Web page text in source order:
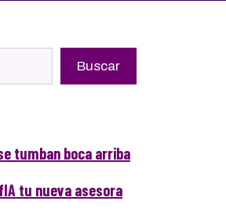
Buscar
tumban boca arriba
tu nueva asesora